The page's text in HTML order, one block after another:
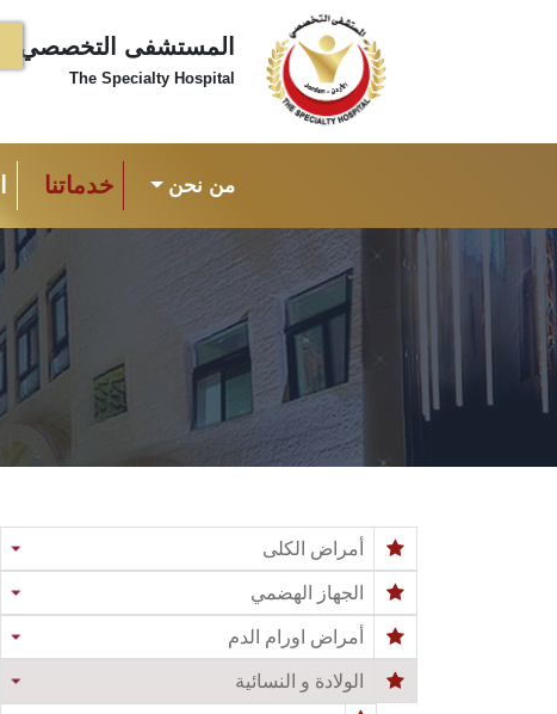
المستشفى التخصصي
The Specialty Hospital
من نحن خدماتنا
أمراض الكلى
الجهاز الهضمي
أمراض اورام الدم
الولادة و النسائية